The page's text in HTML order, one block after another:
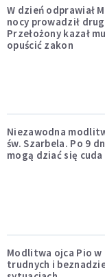
W dzień odprawiał
nocy prowadził
Przełożony kazał mu
opuścić zakon
Niezawodna
św. Szarbela. Po 9
mogą dziać się cuda
Modlitwa ojca Pio w
trudnych i